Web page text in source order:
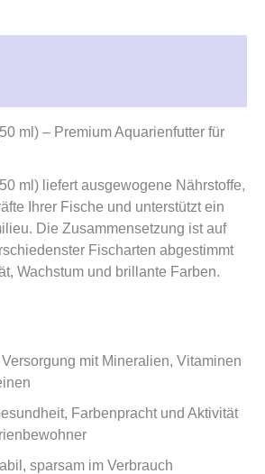
ml) – Premium Aquarienfutter für
ml) liefert ausgewogene Nährstoffe,
Ihrer Fische und unterstützt ein
Die Zusammensetzung ist auf
Fischarten abgestimmt
Wachstum und brillante Farben.
mit Mineralien, Vitaminen
Farbenpracht und Aktivität
sparsam im Verbrauch